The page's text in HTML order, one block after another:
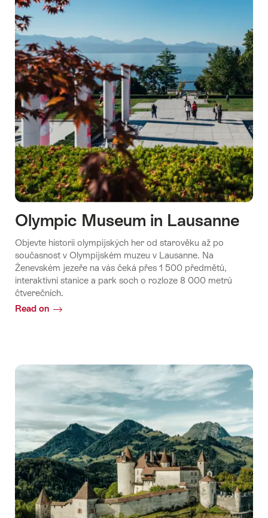
Olympic Museum in Lausanne
Objevte historii olympijských her od starověku až po
současnost v Olympijském muzeu v Lausanne. Na
Ženevském jezeře na vás čeká přes 1 500 předmětů,
interaktivní stanice a park soch o rozloze 8 000 metrů
čtverečních.
Read on